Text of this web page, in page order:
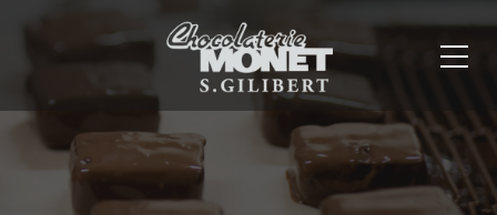
Panneau de gestion des cookies